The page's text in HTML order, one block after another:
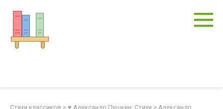
контенту
Стихи классиков > ♥ Александр Пушкин: Стихи > Александр